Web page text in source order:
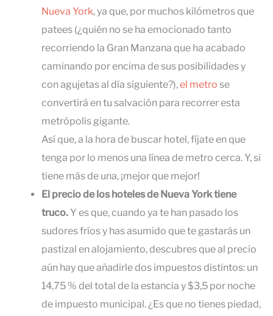
Nueva York, ya que, por muchos kilómetros que
patees (¿quién no se ha emocionado tanto
recorriendo la Gran Manzana que ha acabado
caminando por encima de sus posibilidades y
con agujetas al día siguiente?),el metro se
convertirá en tu salvación para recorrer esta
metrópolis gigante.
Así que, a la hora de buscar hotel, fíjate en que
tenga por lo menos una línea de metro cerca. Y, si
tiene más de una, ¡mejor que mejor!
El precio de los hoteles de Nueva York tiene
truco. Y es que, cuando ya te han pasado los
sudores fríos y has asumido que te gastarás un
pastizal en alojamiento, descubres que al precio
aún hay que añadirle dos impuestos distintos: un
14,75 % del total de la estancia y $3,5 por noche
de impuesto municipal. ¿Es que no tienes piedad,